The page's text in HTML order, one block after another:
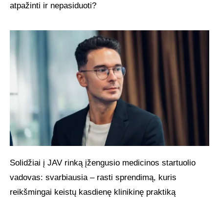
atpažinti ir nepasiduoti?
Solidžiai į JAV rinką įžengusio medicinos startuolio
vadovas: svarbiausia – rasti sprendimą, kuris
reikšmingai keistų kasdienę klinikinę praktiką